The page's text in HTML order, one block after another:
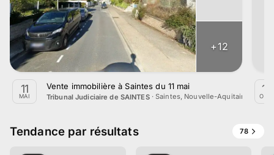
+12
11
MAI
Vente immobilière à Saintes du 11 mai
Tribunal Judiciaire de SAINTES·Saintes, Nouvelle-Aquitaine
10
OCT.
Tendance par résultats 78